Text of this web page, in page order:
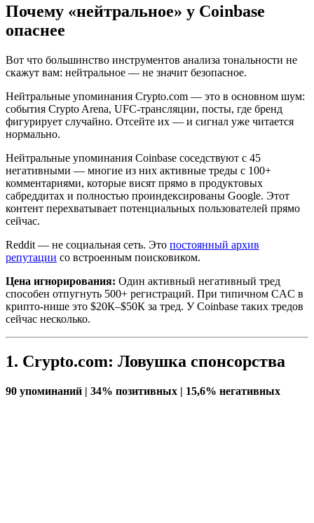
Почему «нейтральное» у Coinbase
опаснее
Вот что большинство инструментов анализа тональности не
скажут вам: нейтральное — не значит безопасное.
Нейтральные упоминания Crypto.com — это в основном шум:
события Crypto Arena, UFC-трансляции, посты, где бренд
фигурирует случайно. Отсейте их — и сигнал уже читается
нормально.
Нейтральные упоминания Coinbase соседствуют с 45
негативными — многие из них активные треды с 100+
комментариями, которые висят прямо в продуктовых
сабреддитах и полностью проиндексированы Google. Этот
контент перехватывает потенциальных пользователей прямо
сейчас.
Reddit — не социальная сеть. Это постоянный архив
репутации со встроенным поисковиком.
Цена игнорирования: Один активный негативный тред
способен отпугнуть 500+ регистраций. При типичном CAC в
крипто-нише это $20К–$50К за тред. У Coinbase таких тредов
сейчас несколько.
1. Crypto.com: Ловушка спонсорства
90 упоминаний | 34% позитивных | 15,6% негативных